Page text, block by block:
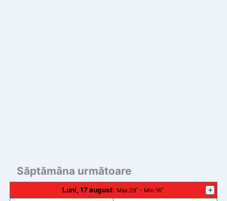
Săptămâna următoare
Luni, 17 august: Max:29˚ - Min:16˚ +